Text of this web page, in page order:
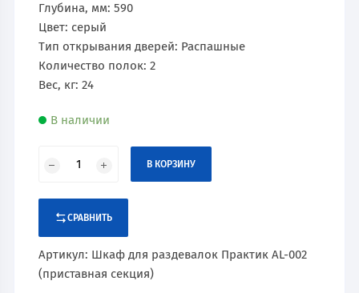
Глубина, мм: 590
Цвет: серый
Тип открывания дверей: Распашные
Количество полок: 2
Вес, кг: 24
В наличии
В КОРЗИНУ
СРАВНИТЬ
Артикул: Шкаф для раздевалок Практик AL-002
(приставная секция)